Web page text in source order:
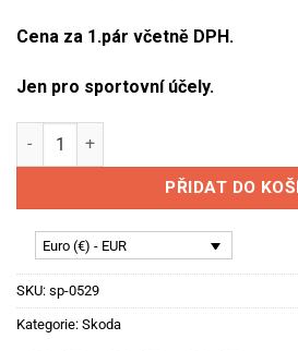
Cena za 1.pár včetně DPH.
Jen pro sportovní účely.
Sportovní děrované kotouče
PŘIDAT DO
Euro (€) - EUR
SKU: sp-0529
Kategorie: Skoda